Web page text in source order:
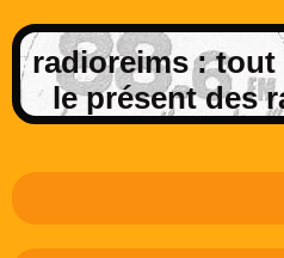
radioreims :
le présent des
Derniers potins de la FM rémoise